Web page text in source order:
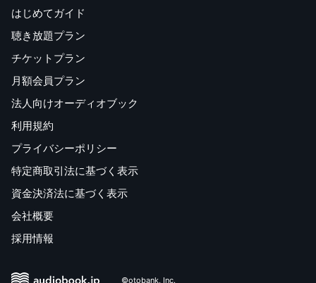
——もくじ——
「社会」は、 あなたの財布の外にある。
第1話 なぜ、紙幣をコピーしてはいけないのか?
第3話 価格があるのに、価値がないものは何か?
第4話 お金が偉いのか、働く人が偉いのか?
第5話 預金が多い国がお金持ちとは言えないのはなぜか?
第6話 投資とギャンブルは何が違うのか?
はじめてガイド
聴き放題プラン
チケットプラン
月額会員プラン
法人向けオーディオブック
利用規約
プライバシーポリシー
特定商取引法に基づく表示
資金決済法に基づく表示
会社概要
採用情報
©otobank, Inc.